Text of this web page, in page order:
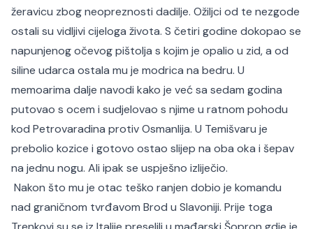
žeravicu zbog neopreznosti dadilje. Ožiljci od te nezgode
ostali su vidljivi cijeloga života. S četiri godine dokopao se
napunjenog očevog pištolja s kojim je opalio u zid, a od
siline udarca ostala mu je modrica na bedru. U
memoarima dalje navodi kako je već sa sedam godina
putovao s ocem i sudjelovao s njime u ratnom pohodu
kod Petrovaradina protiv Osmanlija. U Temišvaru je
prebolio kozice i gotovo ostao slijep na oba oka i šepav
na jednu nogu. Ali ipak se uspješno izliječio.
Nakon što mu je otac teško ranjen dobio je komandu
nad graničnom tvrđavom Brod u Slavoniji. Prije toga